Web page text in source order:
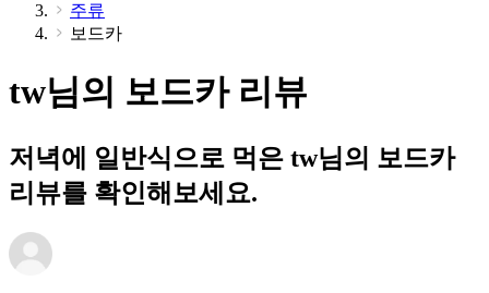
주류
보드카
tw님의 보드카 리뷰
저녁에 일반식으로 먹은 tw님의 보드카
리뷰를 확인해보세요.